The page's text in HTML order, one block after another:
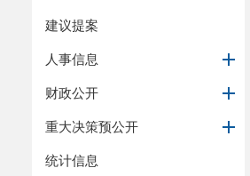
建议提案
人事信息
财政公开
重大决策预公开
统计信息